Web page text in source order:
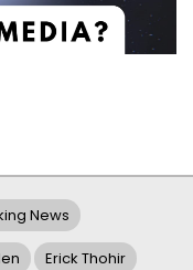
News
Erick Thohir